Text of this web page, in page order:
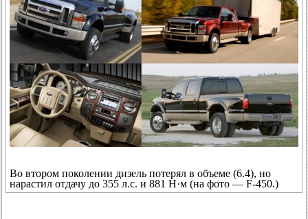
Во втором поколении дизель потерял в объеме (6.4), но
нарастил отдачу до 355 л.с. и 881 Н·м (на фото — F-450.)